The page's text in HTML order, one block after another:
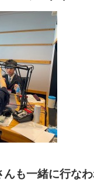
も一緒に行な